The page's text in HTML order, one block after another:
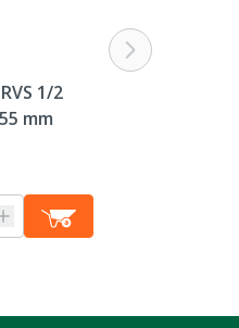
1/2
mm
1009982